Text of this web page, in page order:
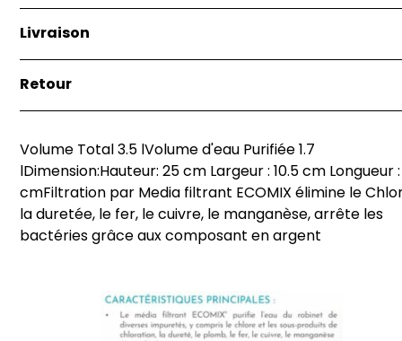
Livraison
marchandise à l’acheteur, soit au lieu indiqué par
l’acheteur sur le bon de commande.
Retour
jours pour le retourner dans son état d'origine. Les
de retour sont à votre charge, sauf si le produit est
défectueux. Pour plus de détails, contactez notre
client.
Volume Total 3.5 lVolume d'eau Purifiée 1.7
lDimension:Hauteur: 25 cm Largeur : 10.5 cm Longueur
cmFiltration par Media filtrant ECOMIX élimine le
la duretée, le fer, le cuivre, le manganèse, arrête les
bactéries grâce aux composant en argent